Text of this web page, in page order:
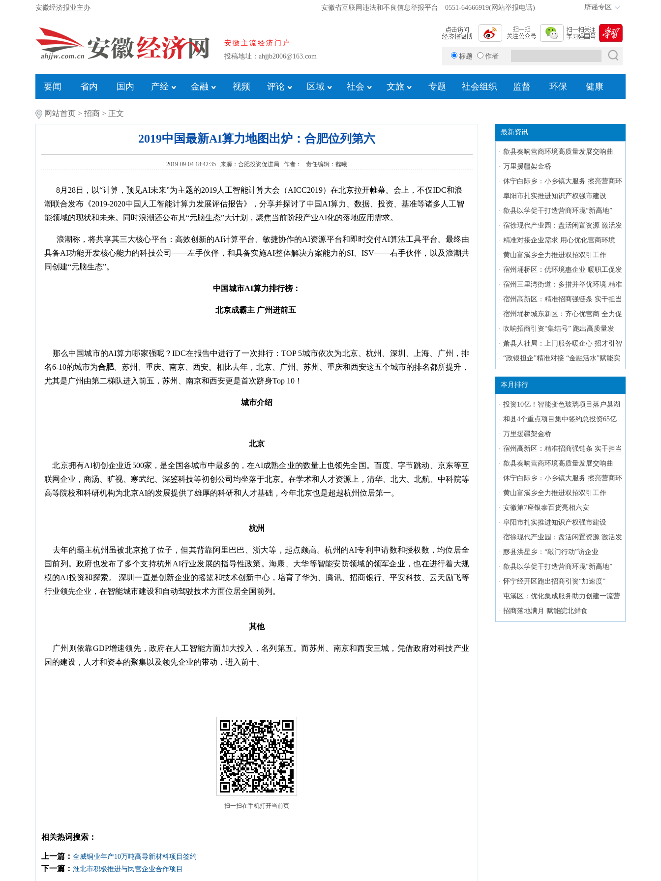
安徽经济报业主办 安徽省互联网违法和不良信息举报平台 0551-64666919(网站举报电话) 辟谣专区
安徽主流经济门户
投稿地址：ahjjb2006@163.com
标题 作者
要闻 省内 国内 产经 金融 视频 评论 区域 社会 文旅 专题 社会组织 监督 环保 健康
网站首页 > 招商 > 正文
2019中国最新AI算力地图出炉：合肥位列第六
2019-09-04 18:42:35 来源：合肥投资促进局 作者： 责任编辑：魏曦
8月28日，以“计算，预见AI未来”为主题的2019人工智能计算大会（AICC2019）在北京拉开帷幕。会上，不仅IDC和浪
潮联合发布《2019-2020中国人工智能计算力发展评估报告》，分享并探讨了中国AI算力、数据、投资、基准等诸多人工智
能领域的现状和未来。同时浪潮还公布其“元脑生态”大计划，聚焦当前阶段产业AI化的落地应用需求。
浪潮称，将共享其三大核心平台：高效创新的AI计算平台、敏捷协作的AI资源平台和即时交付AI算法工具平台。最终由
具备AI功能开发核心能力的科技公司——左手伙伴，和具备实施AI整体解决方案能力的SI、ISV——右手伙伴，以及浪潮共
同创建“元脑生态”。
中国城市AI算力排行榜：
北京成霸主 广州进前五
那么中国城市的AI算力哪家强呢？IDC在报告中进行了一次排行：TOP 5城市依次为北京、杭州、深圳、上海、广州，排
名6-10的城市为合肥、苏州、重庆、南京、西安。相比去年，北京、广州、苏州、重庆和西安这五个城市的排名都所提升，
尤其是广州由第二梯队进入前五，苏州、南京和西安更是首次跻身Top 10！
城市介绍
北京
北京拥有AI初创企业近500家，是全国各城市中最多的，在AI成熟企业的数量上也领先全国。百度、字节跳动、京东等互
联网企业，商汤、旷视、寒武纪、深鉴科技等初创公司均坐落于北京。在学术和人才资源上，清华、北大、北航、中科院等
高等院校和科研机构为北京AI的发展提供了雄厚的科研和人才基础，今年北京也是超越杭州位居第一。
杭州
去年的霸主杭州虽被北京抢了位子，但其背靠阿里巴巴、浙大等，起点颇高。杭州的AI专利申请数和授权数，均位居全
国前列。政府也发布了多个支持杭州AI行业发展的指导性政策。海康、大华等智能安防领域的领军企业，也在进行着大规
模的AI投资和探索。 深圳一直是创新企业的摇篮和技术创新中心，培育了华为、腾讯、招商银行、平安科技、云天励飞等
行业领先企业，在智能城市建设和自动驾驶技术方面位居全国前列。
其他
广州则依靠GDP增速领先，政府在人工智能方面加大投入，名列第五。而苏州、南京和西安三城，凭借政府对科技产业
园的建设，人才和资本的聚集以及领先企业的带动，进入前十。
扫一扫在手机打开当前页
相关热词搜索：
上一篇： 全威铜业年产10万吨高导新材料项目签约
下一篇： 淮北市积极推进与民营企业合作项目
最新资讯
· 歙县奏响营商环境高质量发展交响曲
· 万里援疆架金桥
· 休宁白际乡：小乡镇大服务 擦亮营商环
境“金名片”
· 阜阳市扎实推进知识产权强市建设
· 歙县以学促干打造营商环境“新高地”
· 宿徐现代产业园：盘活闲置资源 激活发
展新动能
· 精准对接企业需求 用心优化营商环境
· 黄山富溪乡全力推进双招双引工作
· 宿州埇桥区：优环境惠企业 暖职工促发
展
· 宿州三里湾街道：多措并举优环境 精准
服务暖企心
· 宿州高新区：精准招商强链条 实干担当
促跨越
· 宿州埇桥城东新区：齐心优营商 全力促
发展
· 吹响招商引资“集结号” 跑出高质量发
展“加速度”
· 萧县人社局：上门服务暖企心 招才引智
破难题
· “政银担企”精准对接 “金融活水”赋能实
本月排行
· 投资10亿！智能变色玻璃项目落户巢湖
· 和县4个重点项目集中签约总投资65亿
元
· 万里援疆架金桥
· 宿州高新区：精准招商强链条 实干担当
促跨越
· 歙县奏响营商环境高质量发展交响曲
· 休宁白际乡：小乡镇大服务 擦亮营商环
境“金名片”
· 黄山富溪乡全力推进双招双引工作
· 安徽第7座银泰百货亮相六安
· 阜阳市扎实推进知识产权强市建设
· 宿徐现代产业园：盘活闲置资源 激活发
展新动能
· 黟县洪星乡：“敲门行动”访企业
· 歙县以学促干打造营商环境“新高地”
·怀宁经开区跑出招商引资“加速度”
· 屯溪区：优化集成服务助力创建一流营
商环境
· 招商落地满月 赋能皖北鲜食